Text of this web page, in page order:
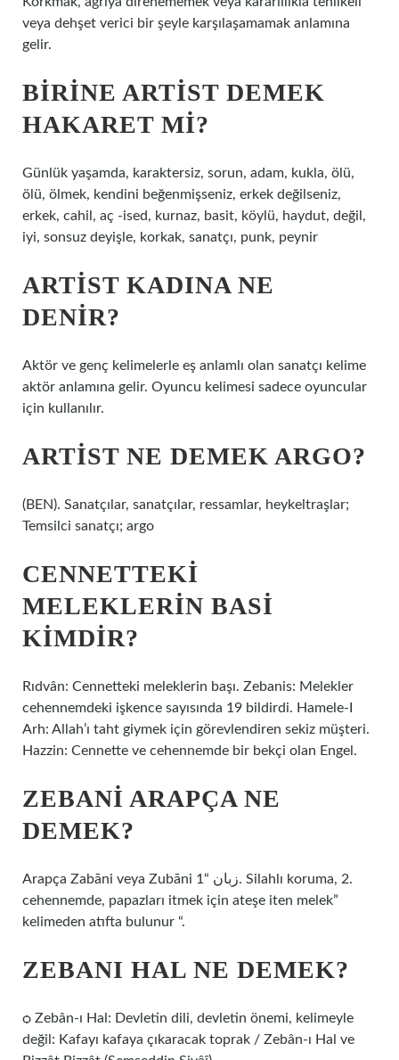
veya dehşet verici bir şeyle karşılaşamamak anlamına
gelir.
BIRINE ARTIST DEMEK
HAKARET MI?
Günlük yaşamda, karaktersiz, sorun, adam, kukla, ölü,
ölü, ölmek, kendini beğenmişseniz, erkek değilseniz,
erkek, cahil, aç -ised, kurnaz, basit, köylü, haydut, değil,
iyi, sonsuz deyişle, korkak, sanatçı, punk, peynir
ARTIST KADINA NE
DENIR?
Aktör ve genç kelimelerle eş anlamlı olan sanatçı kelime
aktör anlamına gelir. Oyuncu kelimesi sadece oyuncular
için kullanılır.
ARTIST NE DEMEK ARGO?
(BEN). Sanatçılar, sanatçılar, ressamlar, heykeltraşlar;
Temsilci sanatçı; argo
CENNETTEKI
MELEKLERIN BASI
KIMDIR?
Rıdvân: Cennetteki meleklerin başı. Zebanis: Melekler
cehennemdeki işkence sayısında 19 bildirdi. Hamele-I
Arh: Allah’ı taht giymek için görevlendiren sekiz müşteri.
Hazzin: Cennette ve cehennemde bir bekçi olan Engel.
ZEBANI ARAPÇA NE
DEMEK?
Arapça Zabāni veya Zubāni زبان “1. Silahlı koruma, 2.
cehennemde, papazları itmek için ateşe iten melek”
kelimeden atıfta bulunur “.
ZEBANI HAL NE DEMEK?
ѻ Zebân-ı Hal: Devletin dili, devletin önemi, kelimeyle
değil: Kafayı kafaya çıkaracak toprak / Zebân-ı Hal ve